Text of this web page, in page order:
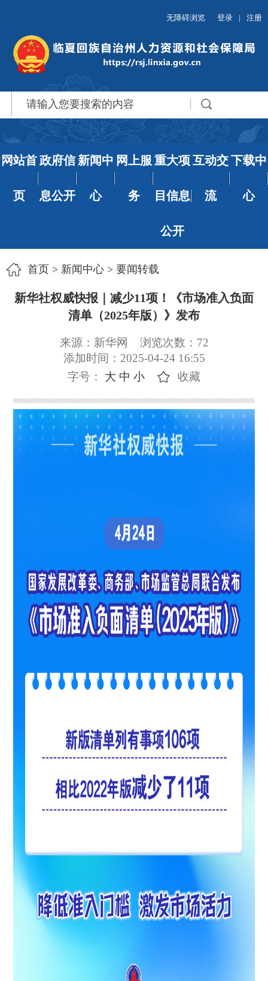
无障碍浏览 登录 | 注册
网站首
页
政府信
息公开
新闻中
心
网上服
务
重大项
目信息
公开
互动交
流
下载中
心
首页> 新闻中心> 要闻转载
新华社权威快报｜减少11项！《市场准入负面
清单（2025年版）》发布
来源：新华网 浏览次数： 72
添加时间：2025-04-24 16:55
字号： 大 中 小 收藏